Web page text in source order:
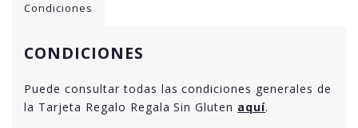
Condiciones
CONDICIONES
Puede consultar todas las condiciones generales de
la Tarjeta Regalo Regala Sin Gluten aquí.